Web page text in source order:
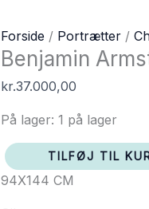
Forside / Portrætter /
Benjamin
kr.37.000,00
På lager: 1 på lager
Benjamin
Armstrong
TILFØJ TIL
94X144 CM